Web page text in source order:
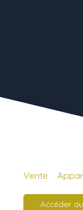
Vente
Accéder